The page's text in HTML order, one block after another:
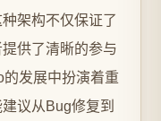
架构不仅保证了
供了清晰的参与
发展中扮演着重
议从Bug修复到